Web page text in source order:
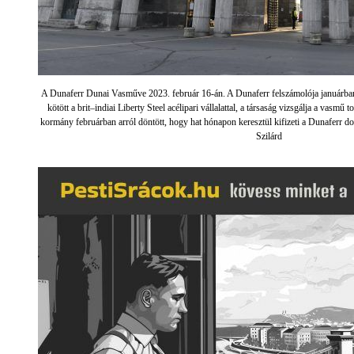
A Dunaferr Dunai Vasműve 2023. február 16-án. A Dunaferr felszámolója
kötött a brit–indiai Liberty Steel acélipari vállalattal, a társaság vizsgálja a vasmű
kormány februárban arról döntött, hogy hat hónapon keresztül kifizeti a Dunaferr
Szilárd